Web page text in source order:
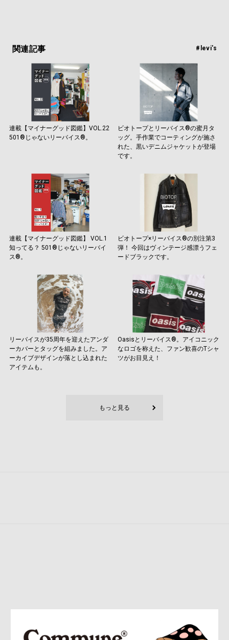
関連記事 #levi's
連載【マイナーグッド図鑑】VOL.22
501®️じゃないリーバイス®️。
ビオトープとリーバイス®の蜜月タ
ッグ。手作業でコーティングが施さ
れた、黒いデニムジャケットが登場
です。
連載【マイナーグッド図鑑】 VOL.1
知ってる？ 501®じゃないリーバイ
ス®。
ビオトープ×リーバイス®の別注第3
弾！ 今回はヴィンテージ感漂うフェ
ードブラックです。
リーバイスが35周年を迎えたアンダ
ーカバーとタッグを組みました。ア
ーカイブデザインが落とし込まれた
アイテムも。
Oasisとリーバイス®︎。アイコニック
なロゴを称えた、ファン歓喜のTシャ
ツがお目見え！
もっと見る